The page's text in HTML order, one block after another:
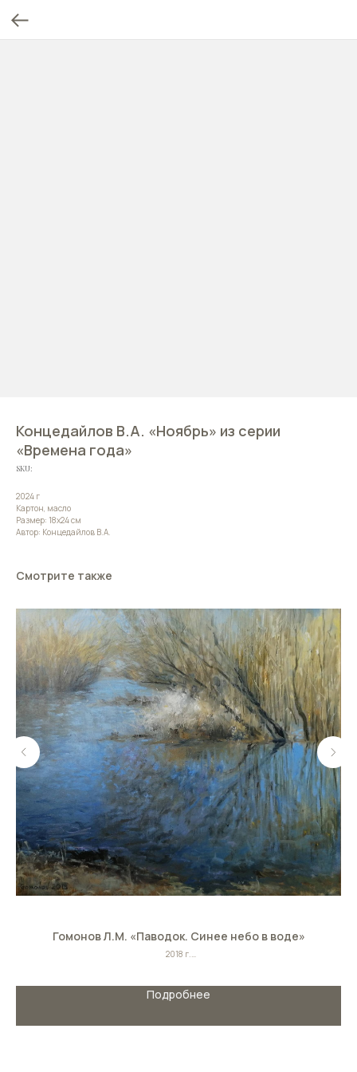
Концедайлов В.А. «Ноябрь» из серии
«Времена года»
SKU:
2024 г
Картон, масло
Размер: 18х24 см
Автор: Концедайлов В.А.
Смотрите также
Гомонов Л.М. «Паводок. Синее небо в воде»
2018 г.
Подробнее